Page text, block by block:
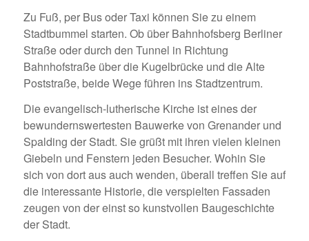
Zu Fuß, per Bus oder Taxi können Sie zu einem
Stadtbummel starten. Ob über Bahnhofsberg Berliner
Straße oder durch den Tunnel in Richtung
Bahnhofstraße über die Kugelbrücke und die Alte
Poststraße, beide Wege führen ins Stadtzentrum.
Die evangelisch-lutherische Kirche ist eines der
bewundernswertesten Bauwerke von Grenander und
Spalding der Stadt. Sie grüßt mit ihren vielen kleinen
Giebeln und Fenstern jeden Besucher. Wohin Sie
sich von dort aus auch wenden, überall treffen Sie auf
die interessante Historie, die verspielten Fassaden
zeugen von der einst so kunstvollen Baugeschichte
der Stadt.